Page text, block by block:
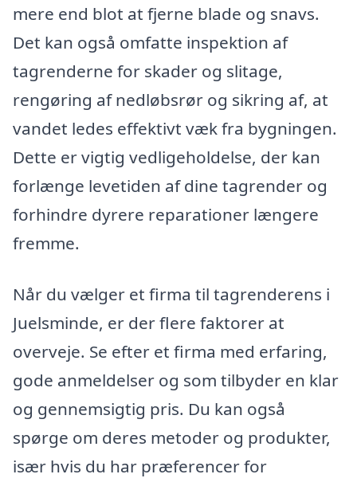
mere end blot at fjerne blade og snavs.
Det kan også omfatte inspektion af
tagrenderne for skader og slitage,
rengøring af nedløbsrør og sikring af, at
vandet ledes effektivt væk fra bygningen.
Dette er vigtig vedligeholdelse, der kan
forlænge levetiden af dine tagrender og
forhindre dyrere reparationer længere
fremme.
Når du vælger et firma til tagrenderens i
Juelsminde, er der flere faktorer at
overveje. Se efter et firma med erfaring,
gode anmeldelser og som tilbyder en klar
og gennemsigtig pris. Du kan også
spørge om deres metoder og produkter,
især hvis du har præferencer for